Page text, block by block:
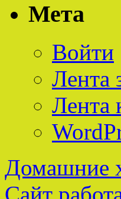
Мета
Войти
Лента
Лента
Домашние
Сайт